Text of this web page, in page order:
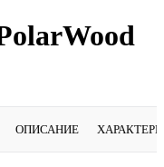
ОПИСАНИЕ